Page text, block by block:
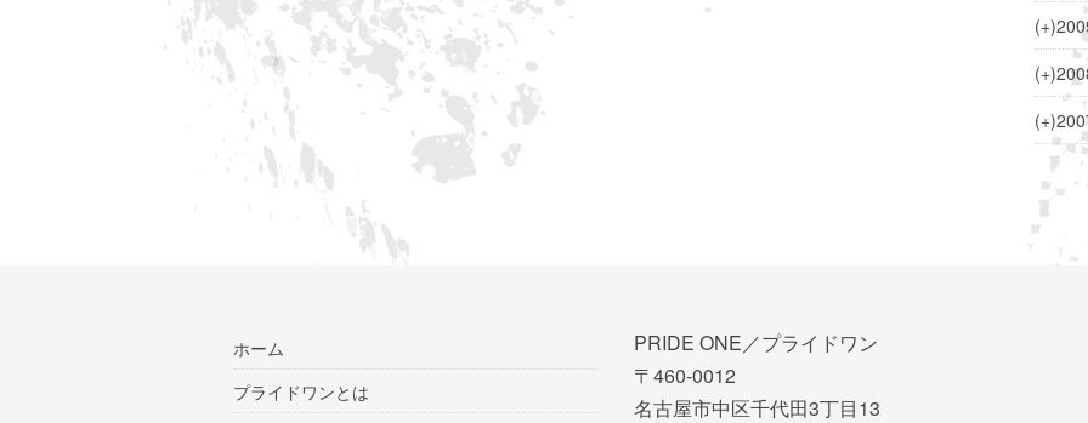
(+)
(+)
(+)
ホーム
プライドワンとは
PRIDE ONE／プライドワン
〒460-0012
名古屋市中区千代田3丁目13